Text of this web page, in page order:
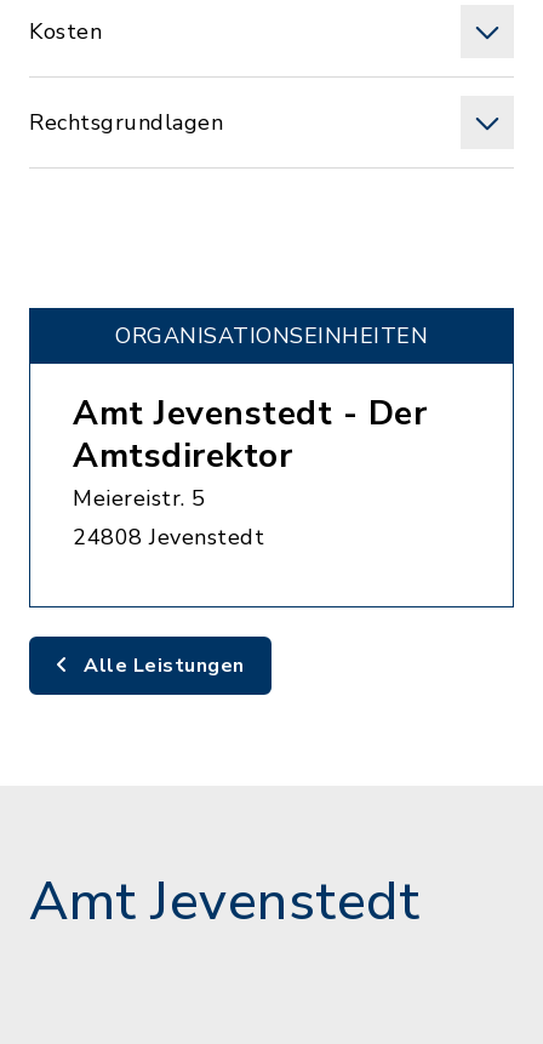
Kosten
Rechtsgrundlagen
ORGANISATIONS­EINHEITEN
Amt Jevenstedt - Der
Amtsdirektor
Meiereistr. 5
24808 Jevenstedt
Alle Leistungen
Amt Jevenstedt